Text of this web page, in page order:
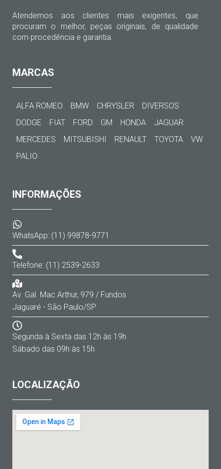
Atendemos aos clientes mais exigentes, que
procuram o melhor, peças originais, de qualidade
com procedência e garantia.
MARCAS
ALFA ROMEO BMW CHRYSLER
DIVERSOS
DODGE
FIAT FORD GM HONDA
JAGUAR
MERCEDES
MITSUBISHI RENAULT TOYOTA
VW
PALIO
INFORMAÇÕES
WhatsApp: (11) 99878-9771
Telefone: (11) 2539-2633
Av. Gal. Mac Arthur, 979 / Fundos
Jaguaré - São Paulo/SP
Segunda à Sexta das 12h às 19h
Sábado das 09h às 15h
LOCALIZAÇÃO